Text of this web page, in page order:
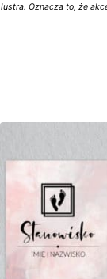
Oznacza to, że